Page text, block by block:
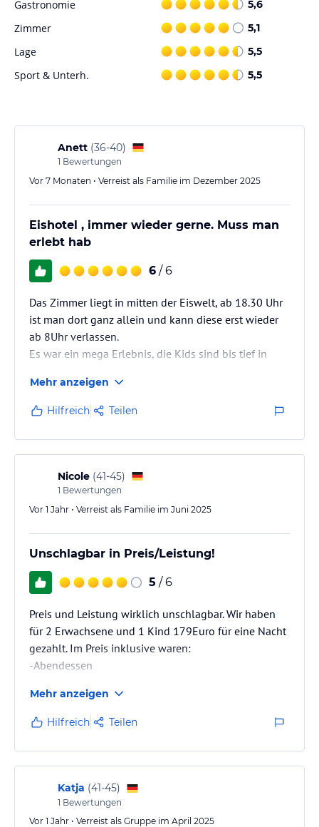
€ / Zimmer für 2 Personen. Check-In um 18:30 Uhr am Eiswelt-
Counter.
Hinweis:
Allgemeine und unverbindliche
Hoteliers-/Veranstalter-/Kataloginformationen. Alle Angaben
ohne Gewähr und ohne Prüfung durch HolidayCheck. Bitte
Gastronomie 5,6
Zimmer 5,1
Lage 5,5
Sport & Unterh. 5,5
Anett (36-40)
1 Bewertungen
Vor 7 Monaten • Verreist als Familie im Dezember 2025
Eishotel , immer wieder gerne. Muss man
erlebt hab
6 / 6
Das Zimmer liegt in mitten der Eiswelt, ab 18.30 Uhr
ist man dort ganz allein und kann diese erst wieder
ab 8Uhr verlassen.
Es war ein mega Erlebnis, die Kids sind bis tief in
können.
Das Bett ist wirklich bequem gewesen.
Mehr anzeigen
Hilfreich Teilen
Nicole (41-45)
1 Bewertungen
Vor 1 Jahr • Verreist als Familie im Juni 2025
Unschlagbar in Preis/Leistung!
5 / 6
Preis und Leistung wirklich unschlagbar. Wir haben
für 2 Erwachsene und 1 Kind 179Euro für eine Nacht
gezahlt. Im Preis inklusive waren:
-Abendessen
-Tagestickets für den Park
-Handtücher und Schlafsack
Es war alles in allem echt toll. Einziger
Verbesserungsvorschlag:
Wärmere und größere Schlafsäcke (sie waren etwas
zu eng - trotz schlanken Körperbau) und zusätzlich
Mehr anzeigen
Hilfreich Teilen
Katja (41-45)
1 Bewertungen
Vor 1 Jahr • Verreist als Gruppe im April 2025